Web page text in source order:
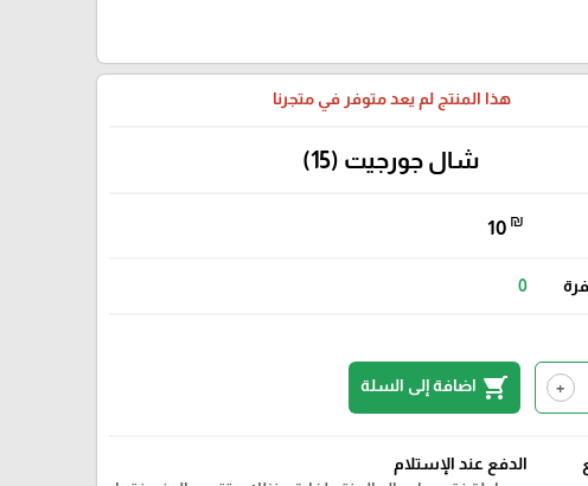
هذا المنتج لم يعد متوفر في متجرنا
شال جورجيت (15)
10 ₪
0
+
shopping_cart اضافة إلى السلة
الدفع عند الإستلام